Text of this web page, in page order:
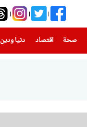
صحة(current) اقتصاد دنيا ودين
(current)